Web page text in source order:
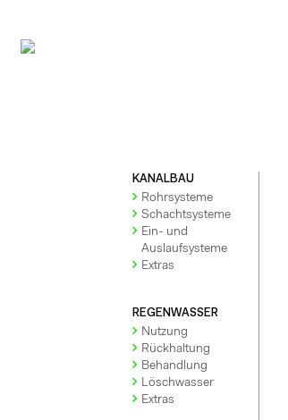
KANALBAU
Rohrsysteme
Schachtsysteme
Ein- und
Auslaufsysteme
Extras
REGENWASSER
Nutzung
Rückhaltung
Behandlung
Löschwasser
Extras